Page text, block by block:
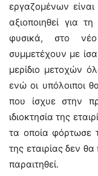
εργαζομένων
αξιοποιηθεί για
φυσικά, στο
συμμετέχουν με
μερίδιο μετοχών
ενώ οι υπόλοιποι
που ίσχυε στην
ιδιοκτησία της
τα οποία φόρτωσε
της εταιρίας δεν
παραιτηθεί.